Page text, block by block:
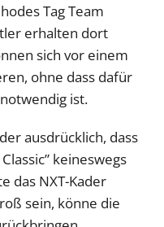
Tag Team
erhalten dort
sich vor einem
ohne dass dafür
ist.
ausdrücklich, dass
keineswegs
das NXT-Kader
sein, könne die